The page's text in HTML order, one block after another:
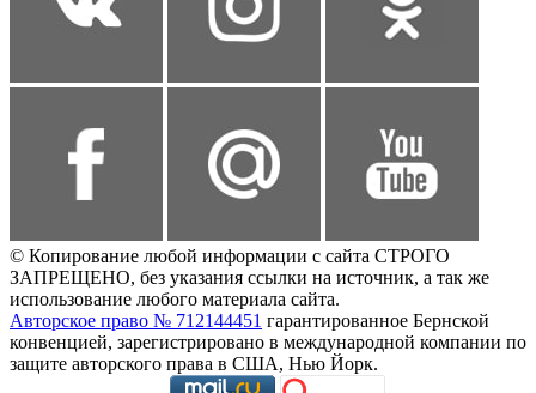
© Копирование любой информации с сайта СТРОГО
ЗАПРЕЩЕНО, без указания ссылки на источник, а так же
использование любого материала сайта.
Авторское право № 712144451 гарантированное Бернской
конвенцией, зарегистрировано в международной компании по
защите авторского права в США, Нью Йорк.